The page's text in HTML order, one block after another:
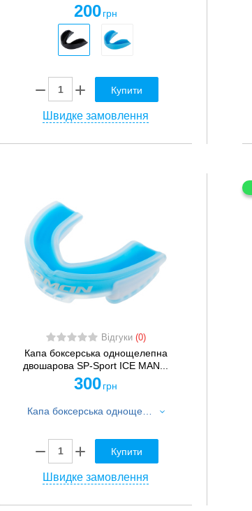
200 грн
Купити
Швидке замовлення
Відгуки (0)
Капа боксерська однощелепна
двошарова SP-Sport ICE MAN...
300 грн
Купити
Швидке замовлення